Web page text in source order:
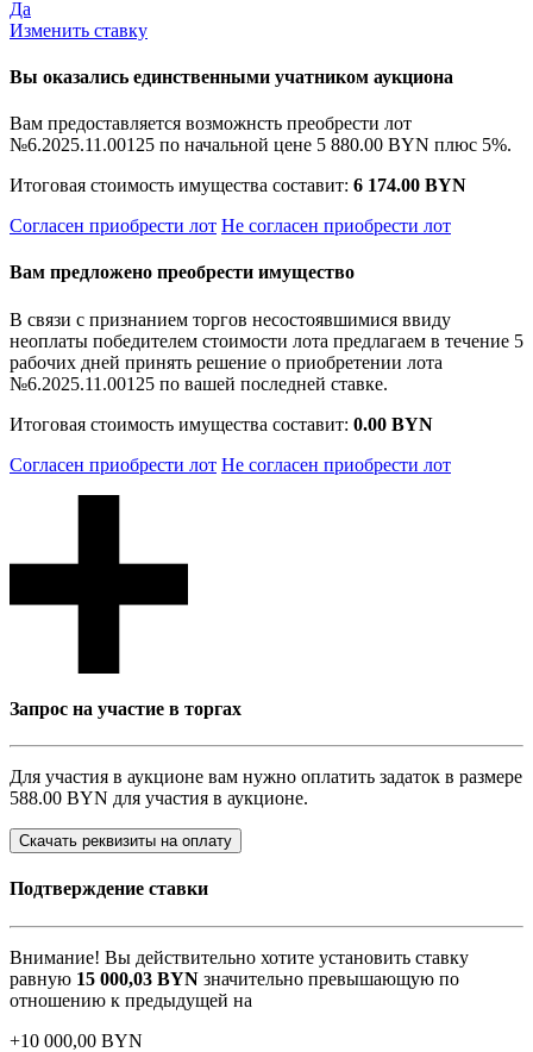
Да
Изменить ставку
Вы оказались единственными учатником аукциона
Вам предоставляется возможнсть преобрести лот
№6.2025.11.00125 по начальной цене 5 880.00 BYN плюс 5%.
Итоговая стоимость имущества составит: 6 174.00 BYN
Согласен приобрести лот Не согласен приобрести лот
Вам предложено преобрести имущество
В связи с признанием торгов несостоявшимися ввиду
неоплаты победителем стоимости лота предлагаем в течение 5
рабочих дней принять решение о приобретении лота
№6.2025.11.00125 по вашей последней ставке.
Итоговая стоимость имущества составит: 0.00 BYN
Согласен приобрести лот Не согласен приобрести лот
Запрос на участие в торгах
Для участия в аукционе вам нужно оплатить задаток в размере
588.00 BYN для участия в аукционе.
Скачать реквизиты на оплату
Подтверждение ставки
Внимание! Вы действительно хотите установить ставку
равную 15 000,03 BYN значительно превышающую по
отношению к предыдущей на
+10 000,00 BYN